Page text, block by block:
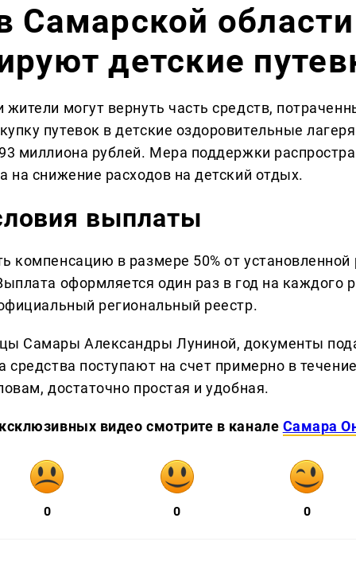
Самарской области
детские
могут вернуть часть средств,
путевок в детские оздоровительные
миллиона рублей. Мера поддержки
на снижение расходов на детский отдых.
выплаты
компенсацию в размере 50% от установленной
оформляется один раз в год на каждого
региональный реестр.
Самары Александры Луниной, документы
средства поступают на счет примерно в
достаточно простая и удобная.
видео смотрите в канале Самара
0 0 0